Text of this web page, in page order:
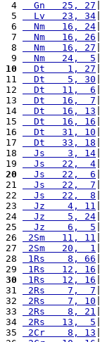
4
  Gn   25, 27
5
  Lv   23, 34
6
  Nm   16, 24
7
  Nm   16, 26
8
  Nm   16, 27
9
  Nm   24,  5
10
  Dt    1, 27
11
  Dt    5, 30
12
  Dt   11,  6
13
  Dt   16,  7
14
  Dt   16, 13
15
  Dt   16, 16
16
  Dt   31, 10
17
  Dt   33, 18
18
  Js    3, 14
19
  Js   22,  4
20
  Js   22,  6
21
  Js   22,  7
22
  Js   22,  8
23
  Jz    4, 11
24
  Jz    5, 24
25
  Jz    6,  5
26
2Sm   11, 11
27
2Sm   20,  1
28
1Rs    8, 66
29
1Rs   12, 16
30
1Rs   12, 16
31
2Rs    7,  7
32
2Rs    7, 10
33
2Rs    8, 21
34
2Rs   13,  5
35
2Cr    8, 13